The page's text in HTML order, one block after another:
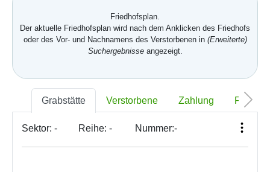
Friedhofsplan.
Der aktuelle Friedhofsplan wird nach dem Anklicken des Friedhofs
oder des Vor- und Nachnamens des Verstorbenen in (Erweiterte)
Suchergebnisseangezeigt.
Grabstätte Verstorbene Zahlung Foto
Sektor: - Reihe: - Nummer:-